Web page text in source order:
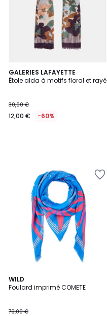
GALERIES LAFAYETTE
Étole alda à motifs floral et rayé
30,00 €
12,00 € -60%
WILD
Foulard imprimé COMETE
79,00 €
2
Couleurs